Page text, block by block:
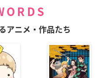
アニメ・作品たち